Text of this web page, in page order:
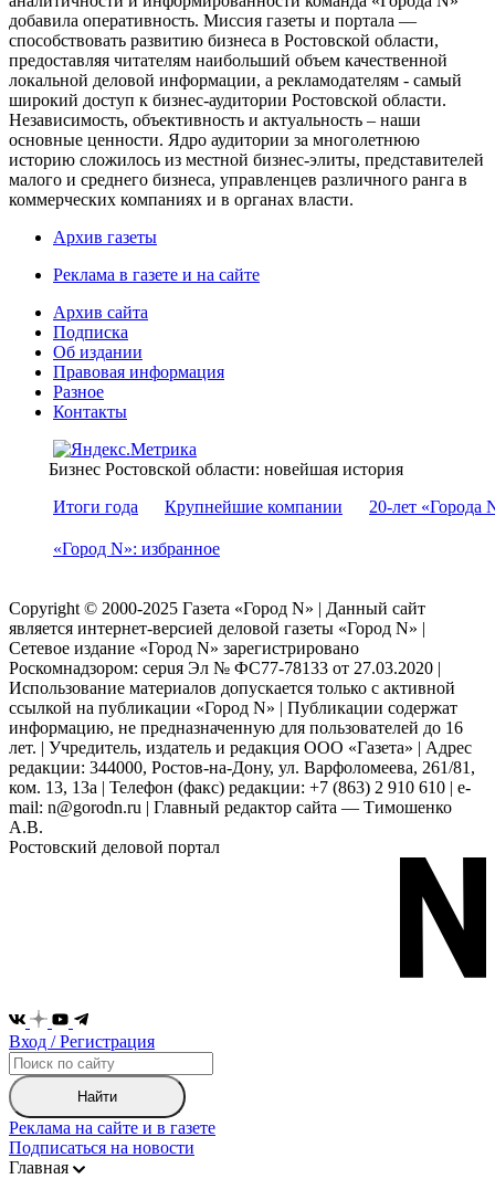
добавила оперативность. Миссия газеты и портала —
способствовать развитию бизнеса в Ростовской области,
предоставляя читателям наибольший объем качественной
локальной деловой информации, а рекламодателям - самый
широкий доступ к бизнес-аудитории Ростовской области.
Независимость, объективность и актуальность – наши
основные ценности. Ядро аудитории за многолетнюю
историю сложилось из местной бизнес-элиты, представителей
малого и среднего бизнеса, управленцев различного ранга в
коммерческих компаниях и в органах власти.
Архив газеты
Реклама в газете и на сайте
Архив сайта
Подписка
Об издании
Правовая информация
Разное
Контакты
Бизнес Ростовской области: новейшая история
Итоги года
Крупнейшие компании 20-лет «Города
«Город N»: избранное
Copyright © 2000-2025 Газета «Город N» | Данный сайт
является интернет-версией деловой газеты «Город N» |
Сетевое издание «Город N» зарегистрировано
Роскомнадзором: серuя Эл № ФС77-78133 от 27.03.2020 |
Использование материалов допускается только с активной
ссылкой на публикации «Город N» | Публикации содержат
информацию, не предназначенную для пользователей до 16
лет. | Учредитель, издатель и редакция ООО «Газета» | Адрес
редакции: 344000, Ростов-на-Дону, ул. Варфоломеева, 261/81,
ком. 13, 13а | Телефон (факс) редакции: +7 (863) 2 910 610 | e-
mail: n@gorodn.ru | Главный редактор сайта — Тимошенко
А.В.
Ростовский деловой портал
Вход / Регистрация
Найти
Реклама на сайте и в газете
Подписаться на новости
Главная